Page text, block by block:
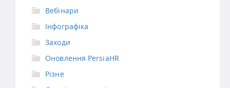
Вебінари
Інфографіка
Заходи
Оновлення PersiaHR
Різне